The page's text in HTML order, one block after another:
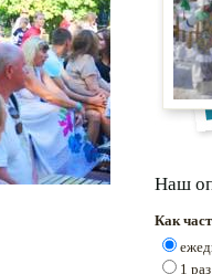
Наш
Как
1